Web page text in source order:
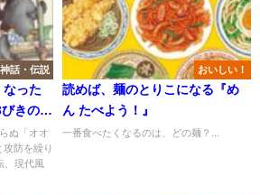
話・伝説
なった
きのか
ぬ「オオ
防を繰り
、現代風
おいしい！
読めば、麺のとりこになる『め
ん たべよう！』
一番食べたくなるのは、どの麺？...